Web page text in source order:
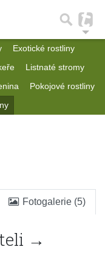
Exotické rostliny
Listnaté stromy
Pokojové rostliny
Fotogalerie (5)
→